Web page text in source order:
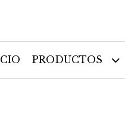
PRODUCTOS